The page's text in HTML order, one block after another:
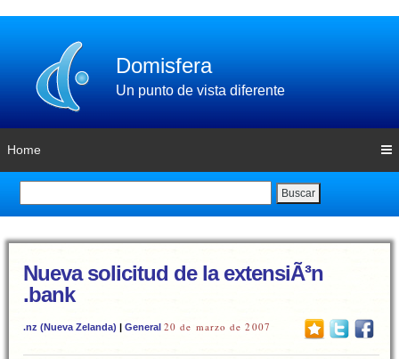
Domisfera
Un punto de vista diferente
Home
Buscar
Nueva solicitud de la extensiÃ³n
.bank
.nz (Nueva Zelanda) | General 20 de marzo de 2007